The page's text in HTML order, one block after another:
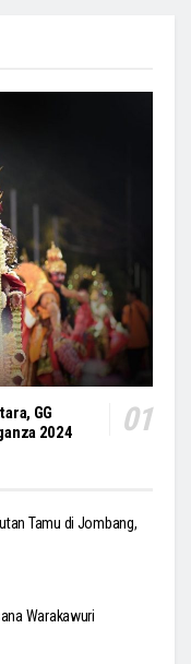
GG
2024
Tamu di Jombang,
Warakawuri